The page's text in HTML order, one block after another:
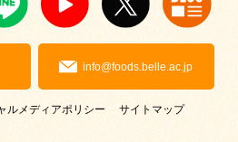
info@foods.belle.ac.jp
ルメディアポリシー サイトマップ